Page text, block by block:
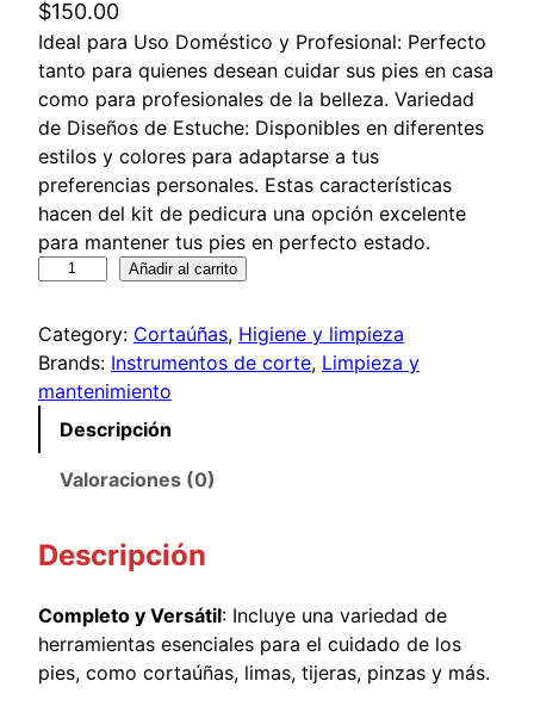
$150.00
Ideal para Uso Doméstico y Profesional: Perfecto
tanto para quienes desean cuidar sus pies en casa
como para profesionales de la belleza. Variedad
de Diseños de Estuche: Disponibles en diferentes
estilos y colores para adaptarse a tus
preferencias personales. Estas características
hacen del kit de pedicura una opción excelente
para mantener tus pies en perfecto estado.
t
p
a
r
u
r
o
Añadir al carrito
Category: Cortaúñas, Higiene y limpieza
Brands: Instrumentos de corte, Limpieza y
mantenimiento
Descripción
Valoraciones (0)
Descripción
Completo y Versátil: Incluye una variedad de
herramientas esenciales para el cuidado de los
pies, como cortaúñas, limas, tijeras, pinzas y más.